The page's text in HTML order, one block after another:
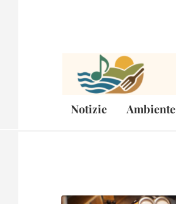
Notizie Ambiente